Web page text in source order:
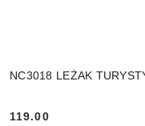
NC3018 LEŻAK
119.00